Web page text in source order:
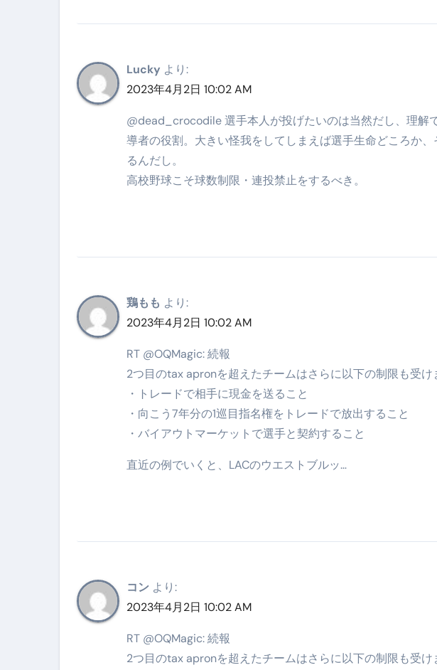
かいまき（掻巻き）超完全ガイド｜“着る布団”で肩・
【アシストステッパー】ハンドル付き・筋力アシスト
【2026年最新保存版】エアトリ超新春セール＆セット
コロナウイルス完全解説ガイド ― 正しく知ることが、
「3秒で整う、新しい栄養補給」 飲むミスト（IN
クリスマスの魔法で、心と未来を彩る方法――「た
【最新】手袋の選び方 完全ガイド｜スマホ対応・防寒
電気カミソリ完全ガイド｜深剃り・肌へのやさしさ・
補聴器の選び方 完全ガイド｜集音器との違い・タイプ
失敗しない「爪切り」完全ガイド：高級クリッパー
失敗しない「カニ」完全ガイド：ズワイ・タラバ・ポ
松前漬とは何か──北海道の海と暮らしが生んだ“完成さ
スイーツ完全ガイド ― 人生を少しだけ甘くする、現代
Lucky より:
2023年4月2日 10:02 AM
@dead_crocodile 選手本人が投げたいのは当然だし、理解
導者の役割。大きい怪我をしてしまえば選手生命どころか
るんだし。
高校野球こそ球数制限・連投禁止をするべき。
鶏もも より:
2023年4月2日 10:02 AM
RT @OQMagic: 続報
2つ目のtax apronを超えたチームはさらに以下の制限も受け
・トレードで相手に現金を送ること
・向こう7年分の1巡目指名権をトレードで放出すること
・バイアウトマーケットで選手と契約すること
直近の例でいくと、LACのウエストブルッ…
コン より:
2023年4月2日 10:02 AM
RT @OQMagic: 続報
2つ目のtax apronを超えたチームはさらに以下の制限も受け